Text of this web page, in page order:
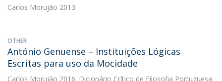
Carlos Morujão 2013.
OTHER
António Genuense – Instituições Lógicas
Escritas para uso da Mocidade
Carlos Morujão 2016. Dicionário Crítico de Filosofia Portuguesa